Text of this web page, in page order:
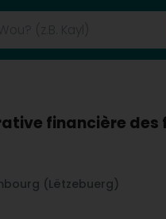
financière
(Lëtzebuerg)